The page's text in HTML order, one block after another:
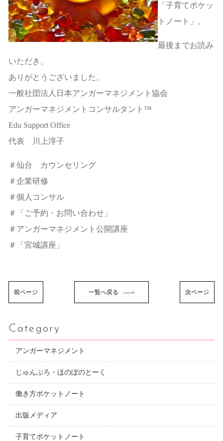
「子育てポケッ
トノート」。
最後までお読み
いただき、
ありがとうございました。
一般社団法人日本アンガーマネジメント協会
アンガーマネジメントコンサルタント™
Edu Support Office
代表 川上淳子
＃仙台 カウンセリング
＃企業研修
＃個人コンサル
＃「ご予約・お問い合わせ」
＃アンガーマネジメント公開講座
＃「宮城講座」
前ページ 一覧へ戻る 次ページ
Category
アンガーマネジメント
じゅんぶろ・ほのぼのとーく
働き方ポケットノート
出版メディア
子育てポケットノート